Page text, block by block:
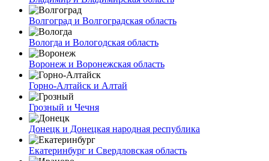
Волгоград и Волгоградская область
Вологда и Вологодская область
Воронеж и Воронежская область
Горно-Алтайск и Алтай
Грозный и Чечня
Донецк и Донецкая народная республика
Екатеринбург и Свердловская область